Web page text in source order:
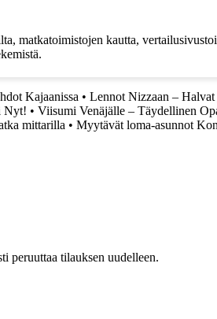
kautta,
Kajaanissa • Lennot Nizzaan –
Nyt! • Viisumi Venäjälle – Täydellinen
mittarilla • Myytävät loma-asunnot
peruuttaa tilauksen uudelleen.